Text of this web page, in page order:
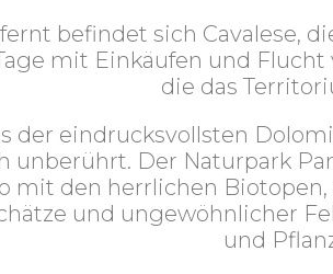
befindet sich Cavalese,
mit Einkäufen und
die das
der eindrucksvollsten
unberührt. Der Naturpark
mit den herrlichen
und ungewöhnlicher
und